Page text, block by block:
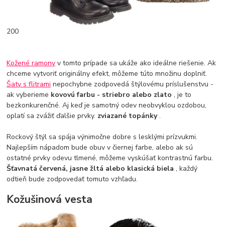
200
Kožené ramony v tomto prípade sa ukáže ako ideálne riešenie. Ak
chceme vytvoriť originálny efekt, môžeme túto množinu doplniť.
Šaty s flitrami nepochybne zodpovedá štýlovému príslušenstvu -
ak vyberieme kovovú farbu - striebro alebo zlato, je to
bezkonkurenčné. Aj keď je samotný odev neobvyklou ozdobou,
oplatí sa zvážiť ďalšie prvky. zviazané topánky.
Rockový štýl sa spája výnimočne dobre s lesklými prízvukmi.
Najlepším nápadom bude obuv v čiernej farbe, alebo ak sú
ostatné prvky odevu tlmené, môžeme vyskúšať kontrastnú farbu.
Šťavnatá červená, jasne žltá alebo klasická biela, každý
odtieň bude zodpovedať tomuto vzhľadu.
Kožušinová vesta